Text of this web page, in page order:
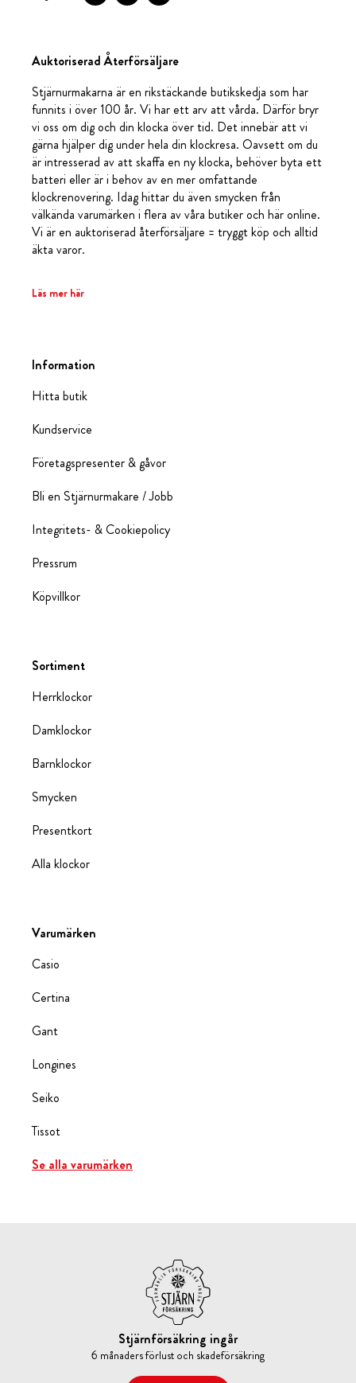
Auktoriserad Återförsäljare
Stjärnurmakarna är en rikstäckande butikskedja som har
funnits i över 100 år. Vi har ett arv att vårda. Därför bryr
vi oss om dig och din klocka över tid. Det innebär att vi
gärna hjälper dig under hela din klockresa. Oavsett om du
är intresserad av att skaffa en ny klocka, behöver byta ett
batteri eller är i behov av en mer omfattande
klockrenovering. Idag hittar du även smycken från
välkända varumärken i flera av våra butiker och här online.
Vi är en auktoriserad återförsäljare = tryggt köp och alltid
äkta varor.
Läs mer här
Information
Hitta butik
Kundservice
Företagspresenter & gåvor
Bli en Stjärnurmakare / Jobb
Integritets- & Cookiepolicy
Pressrum
Köpvillkor
Sortiment
Herrklockor
Damklockor
Barnklockor
Smycken
Presentkort
Alla klockor
Varumärken
Casio
Certina
Gant
Longines
Seiko
Tissot
Se alla varumärken
Stjärnförsäkring ingår
6 månaders förlust och skadeförsäkring